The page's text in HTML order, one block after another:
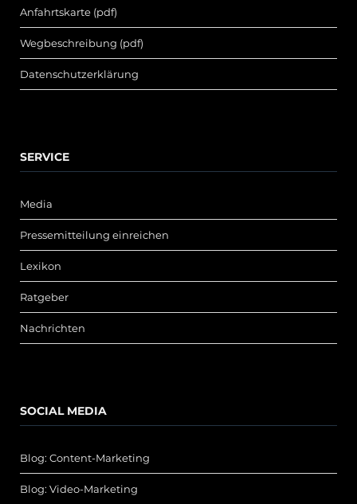
Anfahrtskarte (pdf)
Wegbeschreibung (pdf)
Datenschutzerklärung
SERVICE
Media
Pressemitteilung einreichen
Lexikon
Ratgeber
Nachrichten
SOCIAL MEDIA
Blog: Content-Marketing
Blog: Video-Marketing